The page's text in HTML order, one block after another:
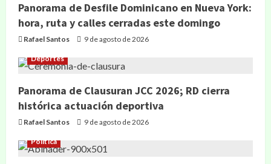
Panorama de Desfile Dominicano en Nueva York:
hora, ruta y calles cerradas este domingo
Rafael Santos 9 de agosto de 2026
Deportes
Panorama de Clausuran JCC 2026; RD cierra
histórica actuación deportiva
Rafael Santos 9 de agosto de 2026
Política